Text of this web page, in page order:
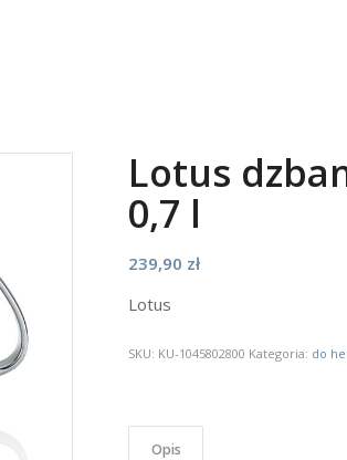
Lotus
0,7 l
239,90 zł
Lotus
SKU: KU-1045802800 Kategoria: do
Opis